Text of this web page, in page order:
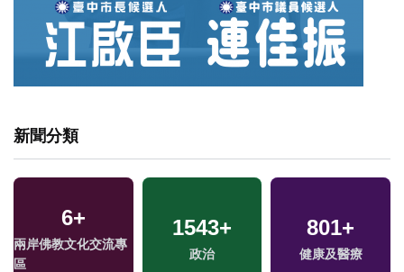
新聞分類
6+
兩岸佛教文化交流專
區
1543+
政治
801+
健康及醫療
53+
兩岸道教文化交流專
區
1+
2023金鐘獎
18+
海峽論壇專區